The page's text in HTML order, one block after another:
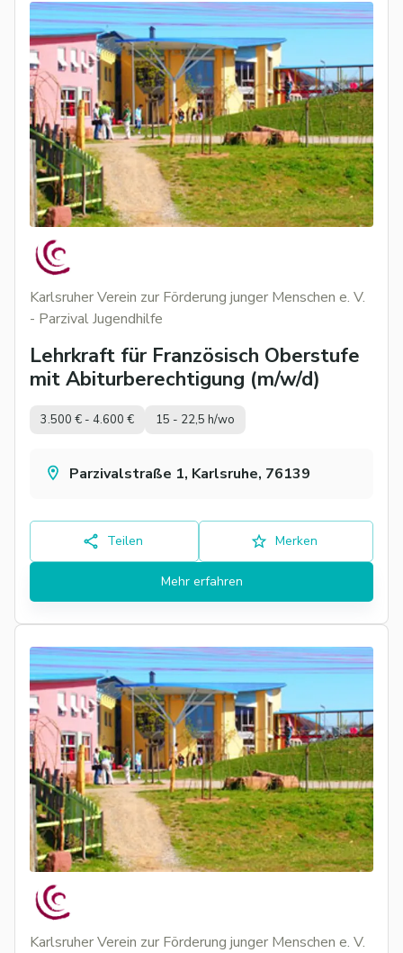
Karlsruher Verein zur Förderung junger Menschen e. V.
- Parzival Jugendhilfe
Lehrkraft für Französisch Oberstufe
mit Abiturberechtigung (m/w/d)
3.500 € - 4.600 € 15 - 22,5 h/wo
Parzivalstraße 1, Karlsruhe, 76139
Teilen Merken
Mehr erfahren
Karlsruher Verein zur Förderung junger Menschen e. V.